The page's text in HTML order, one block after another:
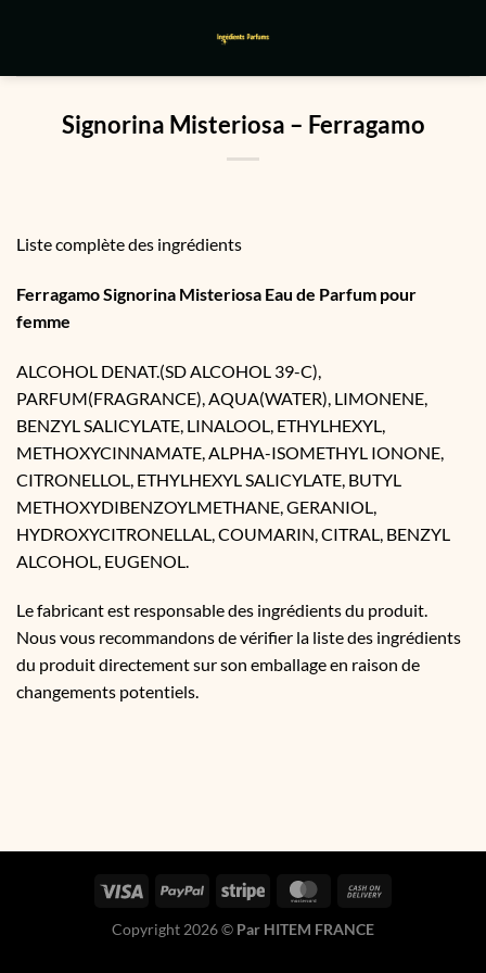
Signorina Misteriosa – Ferragamo
Liste complète des ingrédients
Ferragamo Signorina Misteriosa Eau de Parfum pour
femme
ALCOHOL DENAT.(SD ALCOHOL 39-C),
PARFUM(FRAGRANCE), AQUA(WATER), LIMONENE,
BENZYL SALICYLATE, LINALOOL, ETHYLHEXYL,
METHOXYCINNAMATE, ALPHA-ISOMETHYL IONONE,
CITRONELLOL, ETHYLHEXYL SALICYLATE, BUTYL
METHOXYDIBENZOYLMETHANE, GERANIOL,
HYDROXYCITRONELLAL, COUMARIN, CITRAL, BENZYL
ALCOHOL, EUGENOL.
Le fabricant est responsable des ingrédients du produit.
Nous vous recommandons de vérifier la liste des ingrédients
du produit directement sur son emballage en raison de
changements potentiels.
Copyright 2026 © Par HITEM FRANCE